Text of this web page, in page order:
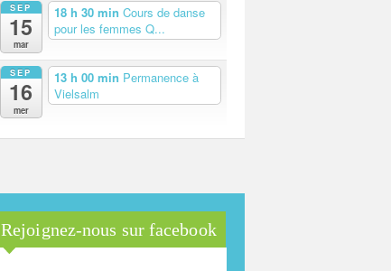
SEP
15
mar
18 h 30 min Cours de danse
pour les femmes Q...
SEP
16
mer
13 h 00 min Permanence à
Vielsalm
Rejoignez-nous sur facebook